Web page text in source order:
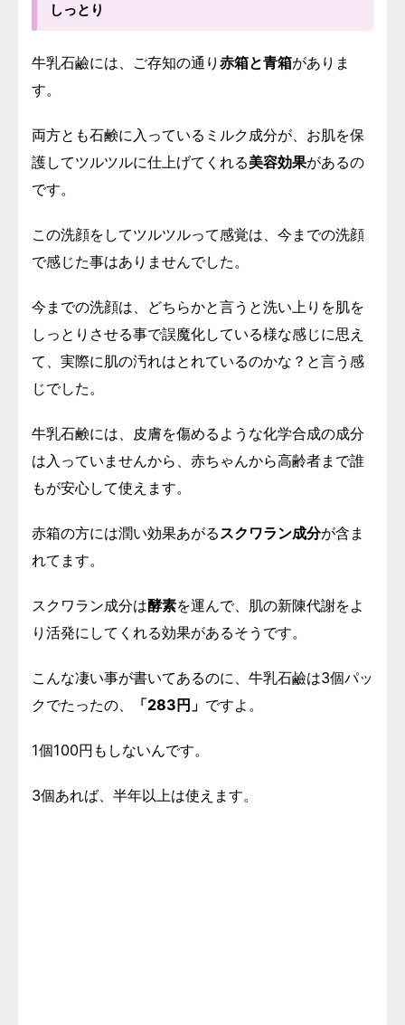
しっとり
牛乳石鹼には、ご存知の通り 赤箱と青箱がありま
す。
両方とも石鹸に入っているミルク成分が、お肌を保
護してツルツルに仕上げてくれる美容効果があるの
です。
この洗顔をしてツルツルって感覚は、今までの洗顔
で感じた事はありませんでした。
今までの洗顔は、どちらかと言うと洗い上りを肌を
しっとりさせる事で誤魔化している様な感じに思え
て、実際に肌の汚れはとれているのかな？と言う感
じでした。
牛乳石鹸には、皮膚を傷めるような化学合成の成分
は入っていませんから、赤ちゃんから高齢者まで誰
もが安心して使えます。
赤箱の方には潤い効果あがるスクワラン成分が含ま
れてます。
スクワラン成分は酵素を運んで、肌の新陳代謝をよ
り活発にしてくれる効果があるそうです。
こんな凄い事が書いてあるのに、牛乳石鹼は3個パッ
クでたったの、
「283円」 ですよ。
1個100円もしないんです。
3個あれば、半年以上は使えます。